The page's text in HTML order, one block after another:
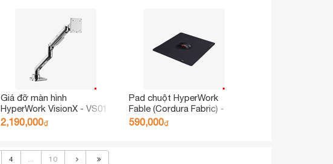
Giá đỡ màn hình
HyperWork VisionX - VS01
2,190,000₫
Pad chuột HyperWork
Fable (Cordura Fabric) -
Size XL
590,000₫
4 ... 10